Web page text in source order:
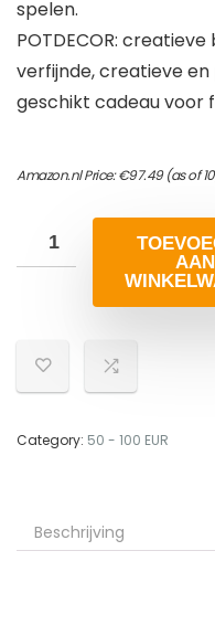
spelen.
POTDECOR:
verfijnde, creatieve
geschikt cadeau voor
Amazon.nl Price:€97.49(as of
AAN
Category: 50 - 100 EUR
Beschrijving